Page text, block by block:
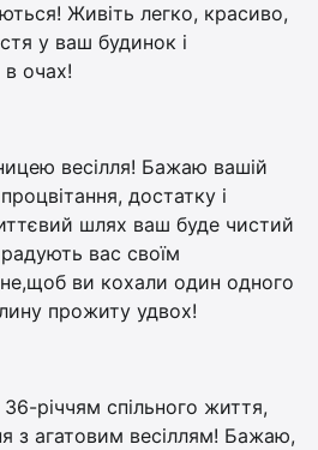
Живіть легко, красиво,
у ваш будинок і
в очах!
весілля! Бажаю вашій
достатку і
шлях ваш буде чистий
радують вас своїм
ви кохали один одного
прожиту удвох!
36-річчям спільного життя,
з агатовим весіллям! Бажаю,